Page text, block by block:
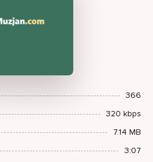
366
320 kbps
7.14 MB
3:07